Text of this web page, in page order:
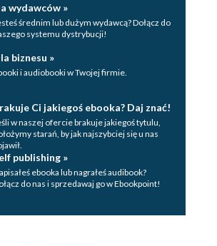
wydawców »
średnim lub dużym wydawcą? Dołącz do
systemu dystrybucji!
biznesu »
i audiobooki w Twojej firmie.
Ci jakiegoś ebooka? Daj znać!
w naszej ofercie brakuje jakiegoś tytulu,
starań, by jak najszybciej się u nas
publishing »
ebooka lub nagrałeś audibook?
do nas i sprzedawaj go w Ebookpoint!